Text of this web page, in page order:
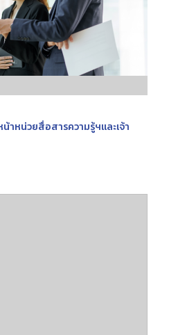
าหน่วยสื่อสารความรู้ฯและเจ้า